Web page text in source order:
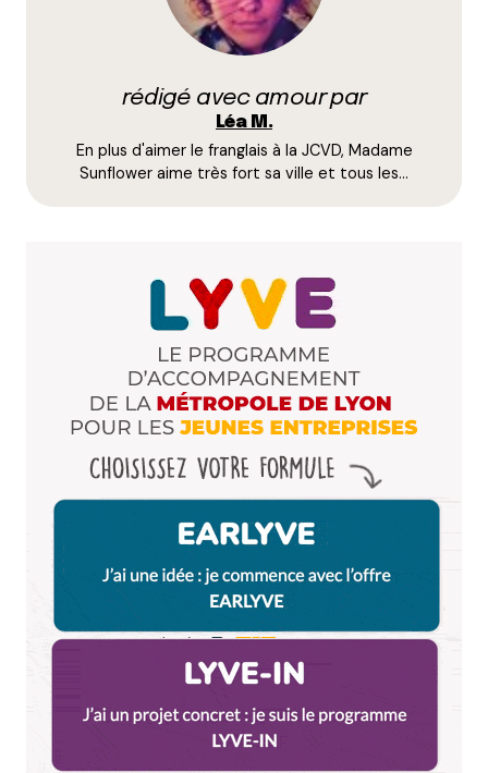
E-mail*
navigateur pour mon prochain commentaire.
Prévenez-moi de tous les nouveaux commentaires
rédigé avec amour par
Léa M.
En plus d'aimer le franglais à la JCVD, Madame
Sunflower aime très fort sa ville et tous les…